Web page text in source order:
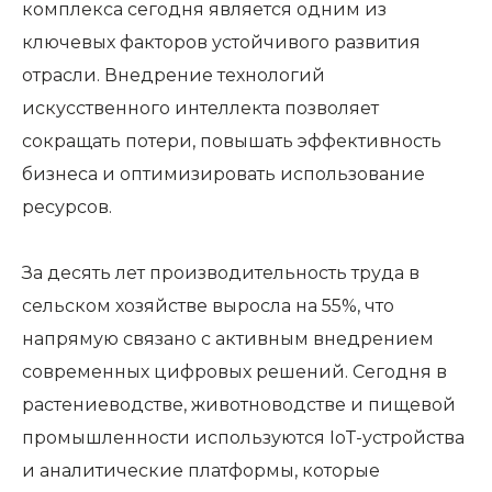
комплекса сегодня является одним из
ключевых факторов устойчивого развития
отрасли. Внедрение технологий
искусственного интеллекта позволяет
сокращать потери, повышать эффективность
бизнеса и оптимизировать использование
ресурсов.
За десять лет производительность труда в
сельском хозяйстве выросла на 55%, что
напрямую связано с активным внедрением
современных цифровых решений. Сегодня в
растениеводстве, животноводстве и пищевой
промышленности используются IoT-устройства
и аналитические платформы, которые